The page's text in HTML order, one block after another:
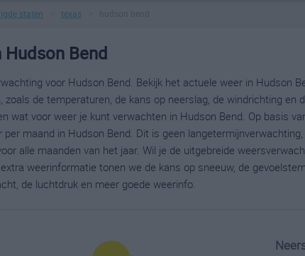
staten texas
Bend
voor Hudson Bend. Bekijk het actuele weer in Hudson
zoals de temperaturen, de kans op neerslag, de windrichting en
wat voor weer je kunt verwachten in Hudson Bend. Op basis
per maand in Hudson Bend. Dit is geen
alle maanden van het jaar. Wil je de uitgebreide
weerinformatie tonen we de kans op sneeuw, de
de luchtdruk en meer goede weerinfo.